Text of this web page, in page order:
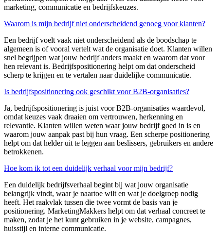
marketing, communicatie en bedrijfskeuzes.
Waarom is mijn bedrijf niet onderscheidend genoeg voor klanten?
Een bedrijf voelt vaak niet onderscheidend als de boodschap te
algemeen is of vooral vertelt wat de organisatie doet. Klanten willen
snel begrijpen wat jouw bedrijfanders maakt en waarom dat voor
hen relevant is. Bedrijfspositionering helpt om dat onderscheid
scherp te krijgen en te vertalen naar duidelijke communicatie.
Is bedrijfspositionering ook geschikt voor B2B-organisaties?
Ja, bedrijfspositionering is juist voor B2B-organisaties waardevol,
omdat keuzes vaak draaien om vertrouwen, herkenning en
relevantie. Klanten willen weten waar jouw bedrijfgoed in is en
waarom jouw aanpak past bij hun vraag. Een scherpe positionering
helpt om dat helder uit te leggen aan beslissers, gebruikers en andere
betrokkenen.
Hoe kom ik tot een duidelijk verhaal voor mijn bedrijf?
Een duidelijk bedrijfsverhaal begint bij wat jouw organisatie
belangrijk vindt, waar je naartoe wilt en wat je doelgroep nodig
heeft. Het raakvlak tussen die twee vormt de basis van je
positionering. MarketingMakkers helpt om dat verhaal concreet te
maken, zodat je het kunt gebruiken in je website, campagnes,
huisstijl en interne communicatie.